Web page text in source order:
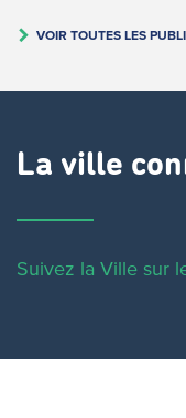
VOIR TOUTES LES
La ville
Suivez la Ville sur